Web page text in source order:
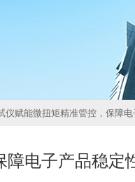
仪赋能微扭矩精准管控，保障
障电子产品稳定